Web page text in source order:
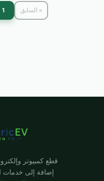
« السابق 1
قطع كمبيوتر
إضافة إلى خدمات